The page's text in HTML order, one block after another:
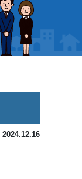
2024.12.16